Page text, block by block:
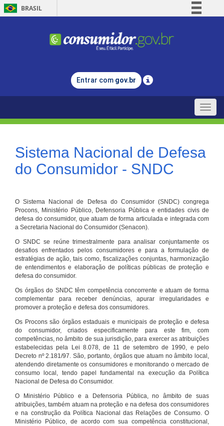
BRASIL
Comunica BR
Legislação
Entrar com gov.br
Toggle
Sistema Nacional de Defesa
do Consumidor - SNDC
O Sistema Nacional de Defesa do Consumidor (SNDC) congrega
Procons, Ministério Público, Defensoria Pública e entidades civis de
defesa do consumidor, que atuam de forma articulada e integrada com
a Secretaria Nacional do Consumidor (Senacon).
O SNDC se reúne trimestralmente para analisar conjuntamente os
desafios enfrentados pelos consumidores e para a formulação de
estratégias de ação, tais como, fiscalizações conjuntas, harmonização
de entendimentos e elaboração de políticas públicas de proteção e
defesa do consumidor.
Os órgãos do SNDC têm competência concorrente e atuam de forma
complementar para receber denúncias, apurar irregularidades e
promover a proteção e defesa dos consumidores.
Os Procons são órgãos estaduais e municipais de proteção e defesa
do consumidor, criados especificamente para este fim, com
competências, no âmbito de sua jurisdição, para exercer as atribuições
estabelecidas pela Lei 8.078, de 11 de setembro de 1990, e pelo
Decreto nº 2.181/97. São, portanto, órgãos que atuam no âmbito local,
atendendo diretamente os consumidores e monitorando o mercado de
consumo local, tendo papel fundamental na execução da Política
Nacional de Defesa do Consumidor.
O Ministério Público e a Defensoria Pública, no âmbito de suas
atribuições, também atuam na proteção e na defesa dos consumidores
e na construção da Política Nacional das Relações de Consumo. O
Ministério Público, de acordo com sua competência constitucional,